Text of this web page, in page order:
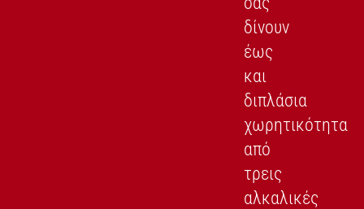
δίνουν
έως
και
διπλάσια
χωρητικότητα
από
τρεις
αλκαλικές